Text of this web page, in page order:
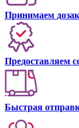
Принимаем
Предоставляем
Быстрая